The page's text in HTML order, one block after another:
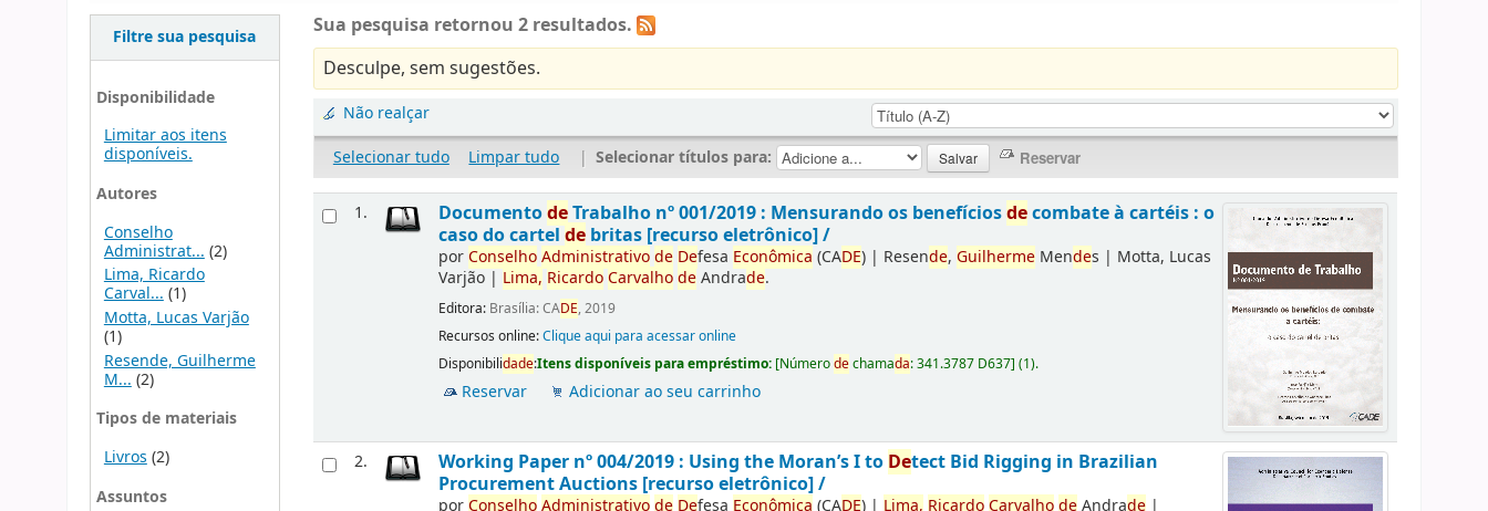
Filtre sua pesquisa
Disponibilidade
Limitar aos itens
disponíveis.
Autores
Conselho
Administrat... (2)
Lima, Ricardo
Carval...(1)
Motta, Lucas Varjão
(1)
Resende, Guilherme
M... (2)
Tipos de materiais
Livros (2)
Assuntos
Sua pesquisa retornou 2 resultados.
Desculpe, sem sugestões.
Não realçar
Selecionar tudo
Limpar tudo | Selecionar títulos para:
1. DocumentodeTrabalho nº 001/2019 : Mensurando os benefíciosdecombate à cartéis : o
caso do cartelde britas [recurso eletrônico] /
porConselhoAdministrativode Defesa Econômica (CADE) | Resende,Guilherme Mendes | Motta, Lucas
Varjão | Lima, RicardoCarvalhodeAndrade.
Editora: Brasília: CADE, 2019
Recursos online:Clique aqui para acessar online
Disponibilidade:Itens disponíveis para empréstimo: [Númerodechamada:341.3787 D637](1).
Reservar Adicionar ao seu carrinho
2. Working Paper nº 004/2019 : Using the Moran’s I to Detect Bid Rigging in Brazilian
Procurement Auctions [recurso eletrônico] /